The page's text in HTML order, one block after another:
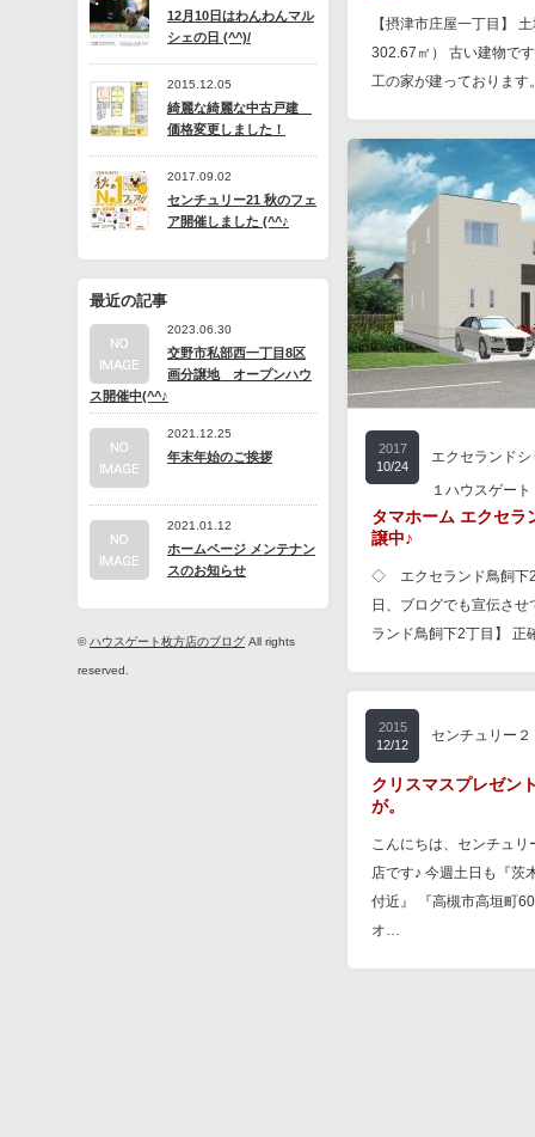
12月10日はわんわんマル
シェの日 (^^)/
2015.12.05
綺麗な綺麗な中古戸建
価格変更しました！
2017.09.02
センチュリー21 秋のフェ
ア開催しました (^^♪
最近の記事
2023.06.30
交野市私部西一丁目8区
画分譲地 オープンハウ
ス開催中(^^♪
2021.12.25
年末年始のご挨拶
2021.01.12
ホームページ メンテナン
スのお知らせ
©ハウスゲート枚方店のブログ All rights
reserved.
【摂津市庄屋一丁目】
302.67㎡） 古い建物で
工の家が建っておりま
2017
10/24
エクセランドシ
１ハウスゲート
タマホーム エクセラ
譲中♪
◇ エクセランド鳥飼
日、ブログでも宣伝さ
ランド鳥飼下2丁目】
2015
12/12
センチュリー
クリスマスプレゼン
が。
こんにちは、センチュ
店です♪ 今週土日も『茨
付近』 『高槻市高垣町
オ…